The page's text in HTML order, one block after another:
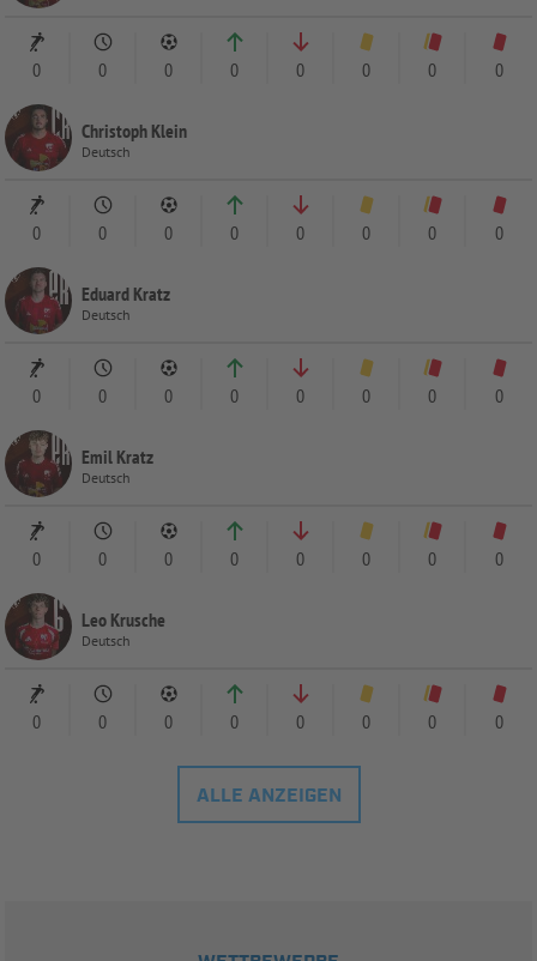
0 0 0 0 0 0 0 0
Christoph Klein
Deutsch
0 0 0 0 0 0 0 0
Eduard Kratz
Deutsch
0 0 0 0 0 0 0 0
Emil Kratz
Deutsch
0 0 0 0 0 0 0 0
Leo Krusche
Deutsch
0 0 0 0 0 0 0 0
ALLE ANZEIGEN